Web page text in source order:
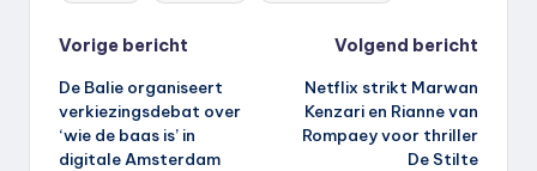
Bericht
navigatie
Vorige bericht
De Balie organiseert
verkiezingsdebat over
‘wie de baas is’ in
digitale Amsterdam
Volgend bericht
Netflix strikt Marwan
Kenzari en Rianne van
Rompaey voor thriller
De Stilte